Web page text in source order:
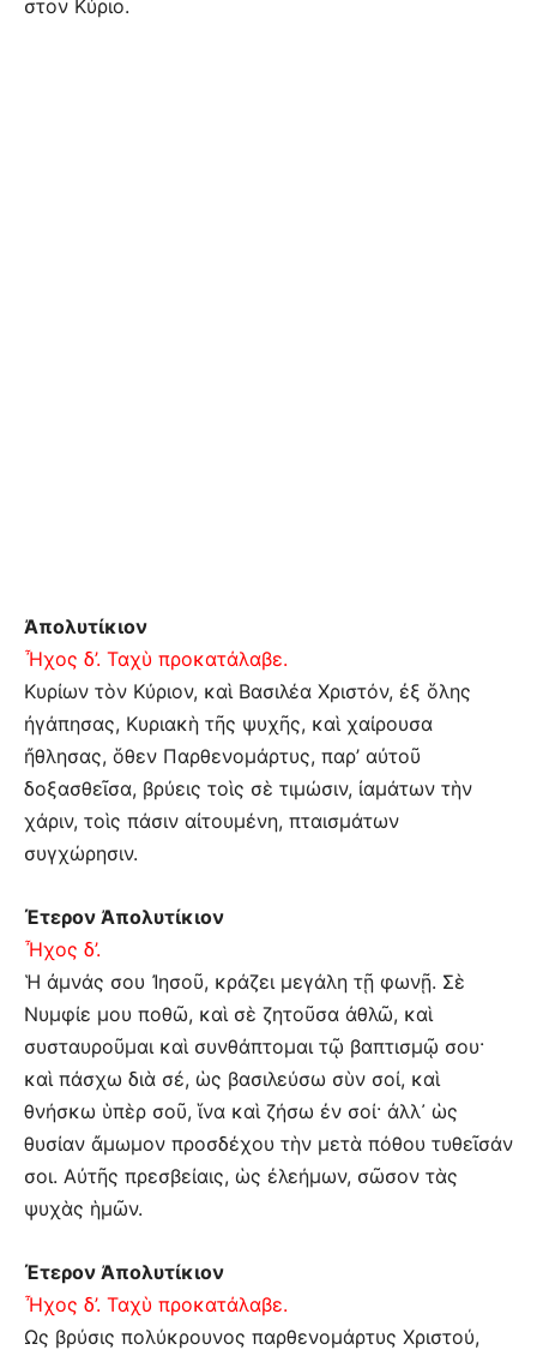
στον Κύριο.
Ἀπολυτίκιον
Ἦχος δ’. Ταχὺ προκατάλαβε.
Κυρίων τὸν Κύριον, καὶ Βασιλέα Χριστόν, ἐξ ὅλης
ἠγάπησας, Κυριακὴ τῆς ψυχῆς, καὶ χαίρουσα
ἤθλησας, ὅθεν Παρθενομάρτυς, παρ’ αὐτοῦ
δοξασθεῖσα, βρύεις τοὶς σὲ τιμώσιν, ἰαμάτων τὴν
χάριν, τοὶς πάσιν αἰτουμένη, πταισμάτων
συγχώρησιν.
Έτερον Ἀπολυτίκιον
Ἦχος δ’.
Ἡ ἀμνάς σου Ἰησοῦ, κράζει μεγάλη τῇ φωνῇ. Σὲ
Νυμφίε μου ποθῶ, καὶ σὲ ζητοῦσα ἀθλῶ, καὶ
συσταυροῦμαι καὶ συνθάπτομαι τῷ βαπτισμῷ σου·
καὶ πάσχω διὰ σέ, ὡς βασιλεύσω σὺν σοί, καὶ
θνήσκω ὑπὲρ σοῦ, ἵνα καὶ ζήσω ἐν σοί· ἀλλ᾽ ὡς
θυσίαν ἄμωμον προσδέχου τὴν μετὰ πόθου τυθεῖσάν
σοι. Αὐτῆς πρεσβείαις, ὡς ἐλεήμων, σῶσον τὰς
ψυχὰς ἡμῶν.
Έτερον Ἀπολυτίκιον
Ἦχος δ’. Ταχὺ προκατάλαβε.
Ως βρύσις πολύκρουνος παρθενομάρτυς Χριστού,